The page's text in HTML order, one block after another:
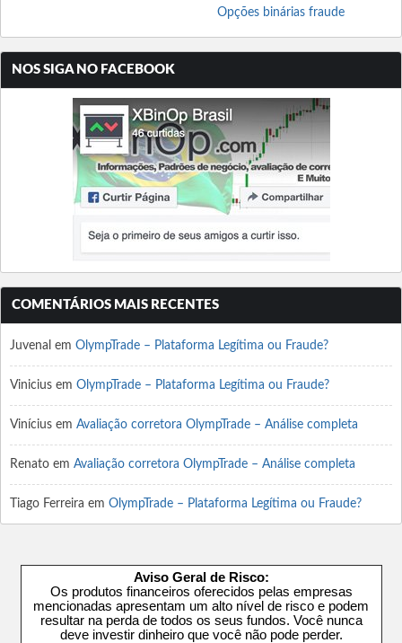
Opções binárias fraude
NOS SIGA NO FACEBOOK
COMENTÁRIOS MAIS RECENTES
Juvenal em OlympTrade – Plataforma Legítima ou Fraude?
Vinicius em OlympTrade – Plataforma Legítima ou Fraude?
Vinícius em Avaliação corretora OlympTrade – Análise completa
Renato em Avaliação corretora OlympTrade – Análise completa
Tiago Ferreira em OlympTrade – Plataforma Legítima ou Fraude?
Aviso Geral de Risco:
Os produtos financeiros oferecidos pelas empresas
mencionadas apresentam um alto nível de risco e podem
resultar na perda de todos os seus fundos. Você nunca
deve investir dinheiro que você não pode perder.